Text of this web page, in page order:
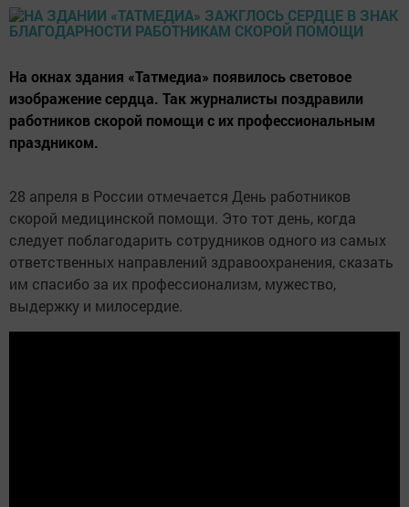
На окнах здания «Татмедиа» появилось световое
изображение сердца. Так журналисты поздравили
работников скорой помощи с их профессиональным
праздником.
28 апреля в России отмечается День работников
скорой медицинской помощи. Это тот день, когда
следует поблагодарить сотрудников одного из самых
ответственных направлений здравоохранения, сказать
им спасибо за их профессионализм, мужество,
выдержку и милосердие.